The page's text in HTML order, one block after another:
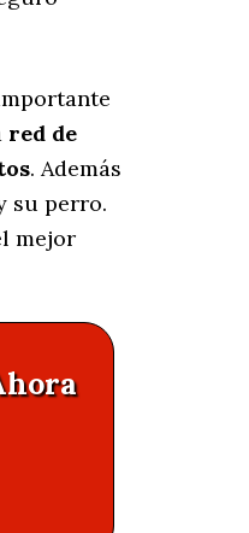
red de
. Además
su perro.
mejor